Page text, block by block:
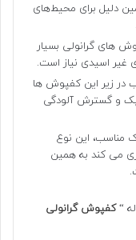
دلیل برای محیط‌های
های گرانولی بسیار
اسیدی نیاز است.
در زیر این کفپوش ها
و گسترش آلودگی
مناسب، این نوع
می کند به همین
“ کفپوش گرانولی